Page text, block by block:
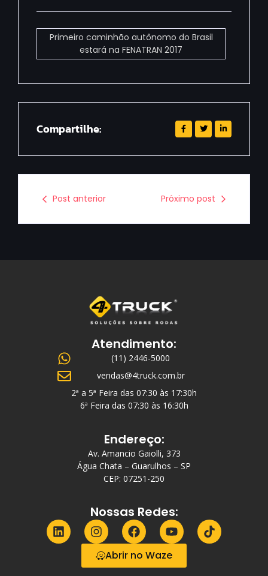
Primeiro caminhão autônomo do Brasil
estará na FENATRAN 2017
Compartilhe:
Post anterior Próximo post
Atendimento:
(11) 2446-5000
vendas@4truck.com.br
2ª a 5ª Feira das 07:30 às 17:30h
6ª Feira das 07:30 às 16:30h
Endereço:
Av. Amancio Gaiolli, 373
Água Chata – Guarulhos – SP
CEP: 07251-250
Nossas Redes:
Abrir no Waze